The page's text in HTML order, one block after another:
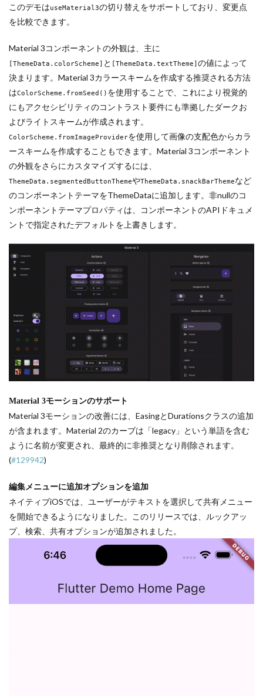
このデモはuseMaterial3の切り替えをサポートしており、変更点
を比較できます。
Material 3コンポーネントの外観は、主に
[ThemeData.colorScheme] と [ThemeData.textTheme] の値によって
決まります。Material 3カラースキームを作成する推奨される方法
はColorScheme.fromSeed() を使用することで、これにより視覚的
にもアクセシビリティのコントラスト要件にも準拠したダークお
よびライトスキームが作成されます。
ColorScheme.fromImageProviderを使用して画像の支配色からカラ
ースキームを作成することもできます。Material 3コンポーネント
の外観をさらにカスタマイズするには、
ThemeData.segmentedButtonThemeやThemeData.snackBarThemeなど
のコンポーネントテーマをThemeDataに追加します。非nullのコ
ンポーネントテーマプロパティは、コンポーネントのAPIドキュメ
ントで指定されたデフォルトを上書きします。
Material 3モーションのサポート
Material 3モーションの改善には、EasingとDurationsクラスの追加
が含まれます。Material 2のカーブは「legacy」という単語を含む
ように名前が変更され、最終的に非推奨となり削除されます。
(#129942)
編集メニューに追加オプションを追加
ネイティブiOSでは、ユーザーがテキストを選択して共有メニュー
を開始できるようになりました。このリリースでは、ルックアッ
プ、検索、共有オプションが追加されました。